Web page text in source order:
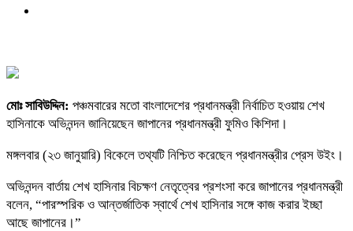
মোঃ সাবিউদ্দিন: পঞ্চমবারের মতো বাংলাদেশের প্রধানমন্ত্রী নির্বাচিত হওয়ায় শেখ
হাসিনাকে অভিনন্দন জানিয়েছেন জাপানের প্রধানমন্ত্রী ফুমিও কিশিদা।
মঙ্গলবার (২৩ জানুয়ারি) বিকেলে তথ্যটি নিশ্চিত করেছেন প্রধানমন্ত্রীর প্রেস উইং।
অভিনন্দন বার্তায় শেখ হাসিনার বিচক্ষণ নেতৃত্বের প্রশংসা করে জাপানের প্রধানমন্ত্রী
বলেন, “পারস্পরিক ও আন্তর্জাতিক স্বার্থে শেখ হাসিনার সঙ্গে কাজ করার ইচ্ছা
আছে জাপানের।”